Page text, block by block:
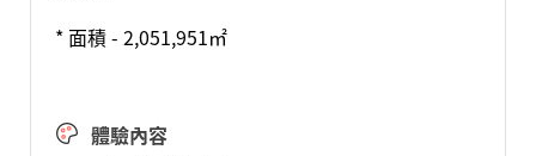
* 面積 - 2,051,951㎡
體驗內容